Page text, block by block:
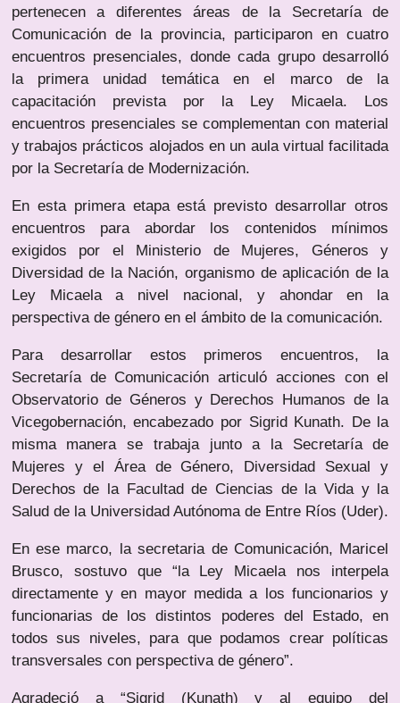
pertenecen a diferentes áreas de la Secretaría de
Comunicación de la provincia, participaron en cuatro
encuentros presenciales, donde cada grupo desarrolló
la primera unidad temática en el marco de la
capacitación prevista por la Ley Micaela. Los
encuentros presenciales se complementan con material
y trabajos prácticos alojados en un aula virtual facilitada
por la Secretaría de Modernización.
En esta primera etapa está previsto desarrollar otros
encuentros para abordar los contenidos mínimos
exigidos por el Ministerio de Mujeres, Géneros y
Diversidad de la Nación, organismo de aplicación de la
Ley Micaela a nivel nacional, y ahondar en la
perspectiva de género en el ámbito de la comunicación.
Para desarrollar estos primeros encuentros, la
Secretaría de Comunicación articuló acciones con el
Observatorio de Géneros y Derechos Humanos de la
Vicegobernación, encabezado por Sigrid Kunath. De la
misma manera se trabaja junto a la Secretaría de
Mujeres y el Área de Género, Diversidad Sexual y
Derechos de la Facultad de Ciencias de la Vida y la
Salud de la Universidad Autónoma de Entre Ríos (Uder).
En ese marco, la secretaria de Comunicación, Maricel
Brusco, sostuvo que “la Ley Micaela nos interpela
directamente y en mayor medida a los funcionarios y
funcionarias de los distintos poderes del Estado, en
todos sus niveles, para que podamos crear políticas
transversales con perspectiva de género”.
Agradeció a “Sigrid (Kunath) y al equipo del